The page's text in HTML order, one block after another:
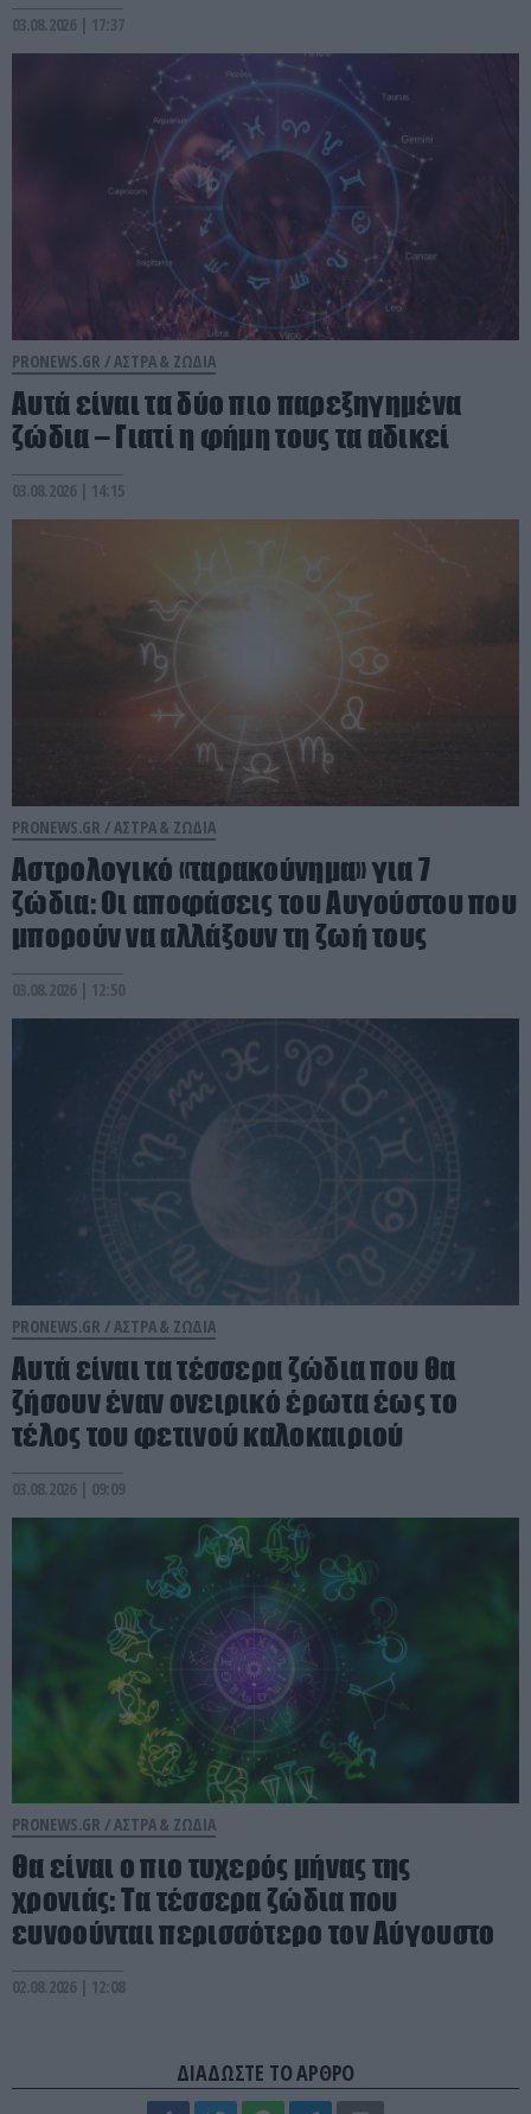
03.08.2026 | 17:37
PRONEWS.GR /ΑΣΤΡΑ & ΖΩΔΙΑ
Αυτά είναι τα δύο πιο παρεξηγημένα
ζώδια – Γιατί η φήμη τους τα αδικεί
03.08.2026 | 14:15
PRONEWS.GR / ΑΣΤΡΑ & ΖΩΔΙΑ
Αστρολογικό «ταρακούνημα» για 7
ζώδια: Οι αποφάσεις του Αυγούστου που
μπορούν να αλλάξουν τη ζωή τους
03.08.2026 | 12:50
PRONEWS.GR / ΑΣΤΡΑ & ΖΩΔΙΑ
Αυτά είναι τα τέσσερα ζώδια που θα
ζήσουν έναν ονειρικό έρωτα έως το
τέλος του φετινού καλοκαιριού
03.08.2026 | 09:09
PRONEWS.GR /ΑΣΤΡΑ & ΖΩΔΙΑ
Θα είναι ο πιο τυχερός μήνας της
χρονιάς: Τα τέσσερα ζώδια που
ευνοούνται περισσότερο τον Αύγουστο
02.08.2026 | 12:08
ΔΙΑΔΩΣΤΕ ΤΟ ΑΡΘΡΟ